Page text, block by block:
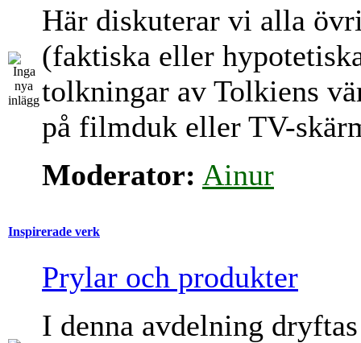
Här diskuterar vi alla
(faktiska eller
tolkningar av Tolkiens
på filmduk eller TV-
Moderator: Ainur
Inspirerade verk
Prylar och produkter
I denna avdelning